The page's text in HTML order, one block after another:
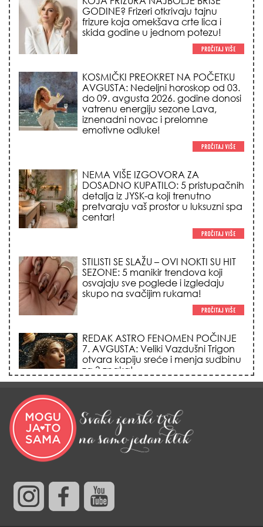
KOSMIČKI PREOKRET NA POČETKU
AVGUSTA: Nedeljni horoskop od 03.
do 09. avgusta 2026. godine donosi
vatrenu energiju sezone Lava,
iznenadni novac i prelomne
NEMA VIŠE IZGOVORA ZA
DOSADNO KUPATILO: 5 pristupačnih
detalja iz JYSK-a koji trenutno
pretvaraju vaš prostor u luksuzni spa
STILISTI SE SLAŽU – OVI NOKTI SU HIT
SEZONE: 5 manikir trendova koji
osvajaju sve poglede i izgledaju
skupo na svačijim rukama!
REDAK ASTRO FENOMEN POČINJE
7. AVGUSTA: Veliki Vazdušni Trigon
otvara kapiju sreće i menja sudbinu
LJUDI U SRBIJI MASOVNO KUPUJU
OVO ČUDO OD 200 DINARA: Trik sa
peškirom i ledom koji rashlađuje stan
na +35 za 10 minuta (BEZ KLIME)!
DATUMI KOJI MENJAJU SUDBINU:
Ošišajte se OVIH dana u mesecu
ako želite da vam kosa raste kao iz
TRIK SA CRVENIM NOVČANIKOM I